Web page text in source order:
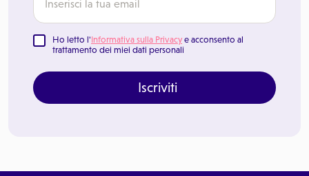
Ho letto l'Informativa sulla Privacy e acconsento al
trattamento dei miei dati personali
Iscriviti